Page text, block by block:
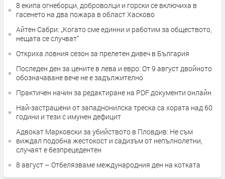
8 екипа огнеборци, доброволци и горски се включиха в
гасенето на два пожара в област Хасково
Айтен Сабри: „Когато сме единни и работим за обществото,
нещата се случват“
Откриха ловния сезон за прелетен дивеч в България
Последен ден за цените в лева и евро: От 9 август двойното
обозначаване вече не е задължително
Практичен начин за редактиране на PDF документи онлайн
Най-застрашени от западнонилска треска са хората над 60
години и тези с имунен дефицит
Адвокат Марковски за убийството в Пловдив: Не съм
виждал подобна жестокост и садизъм от непълнолетни,
случаят е безпрецедентен
8 август – Отбелязваме международния ден на котката